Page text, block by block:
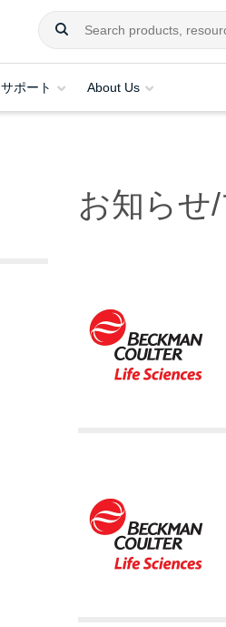
サポート About Us
お知らせ